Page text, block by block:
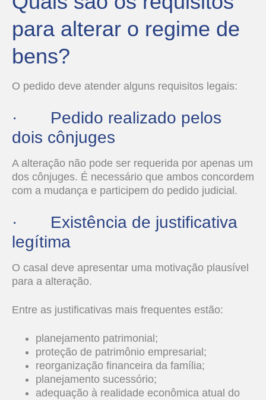
para alterar o regime de
bens?
O pedido deve atender alguns requisitos legais:
· Pedido realizado pelos
dois cônjuges
A alteração não pode ser requerida por apenas um
dos cônjuges. É necessário que ambos concordem
com a mudança e participem do pedido judicial.
· Existência de justificativa
legítima
O casal deve apresentar uma motivação plausível
para a alteração.
Entre as justificativas mais frequentes estão:
planejamento patrimonial;
proteção de patrimônio empresarial;
reorganização financeira da família;
planejamento sucessório;
adequação à realidade econômica atual do